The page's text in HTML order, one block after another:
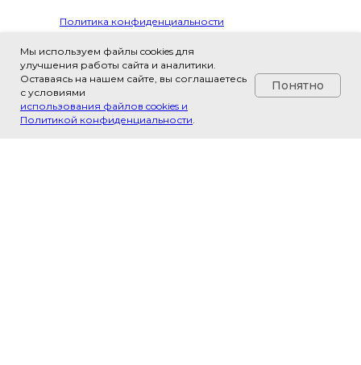
Политика конфиденциальности
Контакты
+7(993)617-81-69
143408, Россия, Московская
Мы используем файлы cookies для
улучшения работы сайта и аналитики.
Оставаясь на нашем сайте, вы соглашаетесь
с условиями
использования файлов cookies и
Политикой конфиденциальности.
Понятно